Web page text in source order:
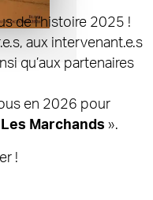
de l’histoire 2025 !
aux intervenant.e.s
qu’aux partenaires
en 2026 pour
Marchands ».
!